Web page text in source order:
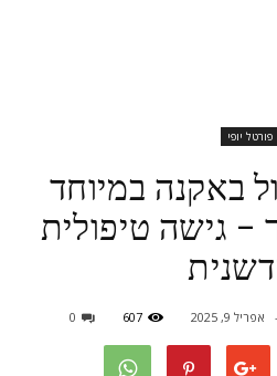
פורטל יופי
באקנה במיוחד
– גישה טיפולית
- אפריל 9, 2025 607
0